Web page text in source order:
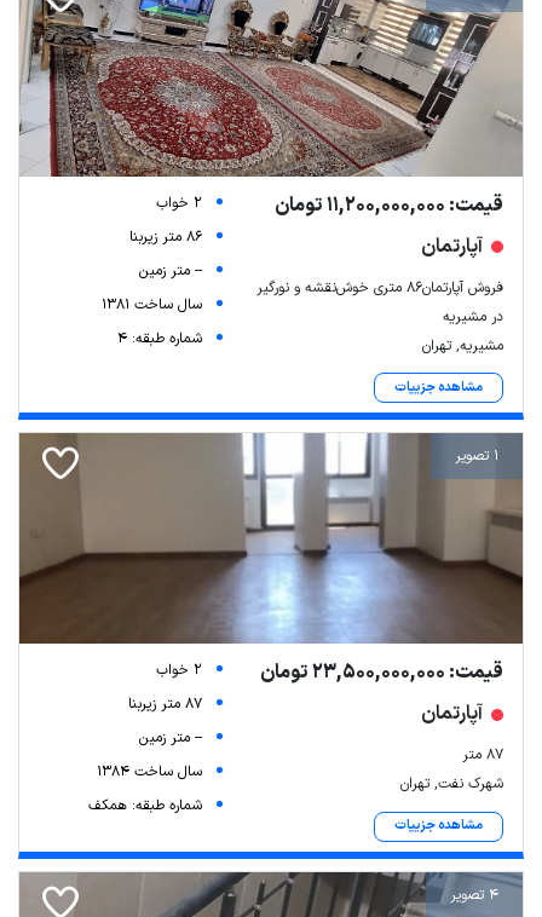
قیمت: 11,200,000,000 تومان
آپارتمان
فروش آپارتمان۸۶ متری خوش‌نقشه و نورگیر
در مشیریه
مشیریه, تهران
مشاهده جزییات
2 خواب
86 متر زیربنا
-- متر زمین
سال ساخت 1381
شماره طبقه: 4
1 تصویر
قیمت: 23,500,000,000 تومان
آپارتمان
۸۷ متر
شهرک نفت, تهران
مشاهده جزییات
2 خواب
87 متر زیربنا
-- متر زمین
سال ساخت 1384
شماره طبقه: همکف
4 تصویر